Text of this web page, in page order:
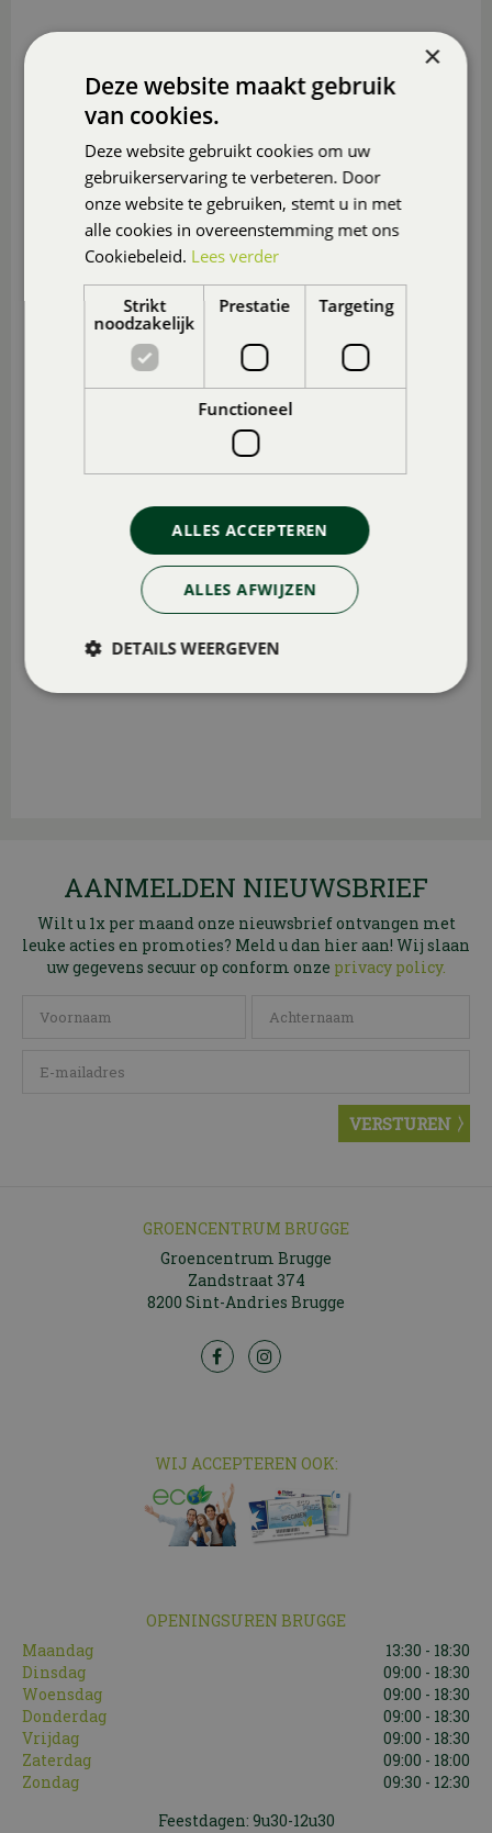
AANMELDEN NIEUWSBRIEF
Wilt u 1x per maand onze nieuwsbrief ontvangen met
leuke acties en promoties? Meld u dan hier aan! Wij slaan
uw gegevens secuur op conform onze privacy policy.
GROENCENTRUM BRUGGE
Groencentrum Brugge
Zandstraat 374
8200 Sint-Andries Brugge
WIJ ACCEPTEREN OOK:
OPENINGSUREN BRUGGE
Maandag
13:30 - 18:30
Dinsdag
09:00 - 18:30
Woensdag
09:00 - 18:30
Donderdag
09:00 - 18:30
Vrijdag
09:00 - 18:30
Zaterdag
09:00 - 18:00
Zondag
09:30 - 12:30
Feestdagen: 9u30-12u30
×
Deze website maakt gebruik
van cookies.
Deze website gebruikt cookies om uw
gebruikerservaring te verbeteren. Door
onze website te gebruiken, stemt u in met
alle cookies in overeenstemming met ons
Cookiebeleid. Lees verder
Strikt
noodzakelijk
Prestatie Targeting
Functioneel
ALLES ACCEPTEREN
ALLES AFWIJZEN
DETAILS WEERGEVEN